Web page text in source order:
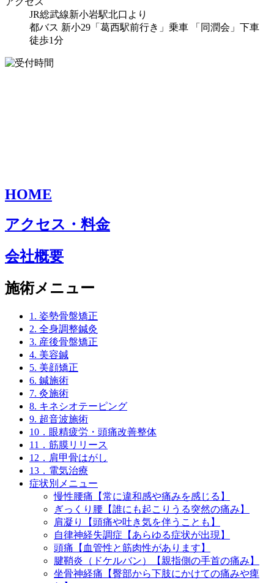
JR総武線新小岩駅北口より
都バス 新小29「葛西駅前行き」乗車 「同潤会」下車
徒歩1分
HOME
アクセス・料金
会社概要
施術メニュー
1. 姿勢骨盤矯正
2. 全身調整鍼灸
3. 産後骨盤矯正
4. 美容鍼
5. 美顔矯正
6. 鍼施術
7. 灸施術
8. キネシオテーピング
9. 超音波施術
10．眼精疲労・頭痛改善整体
11．筋膜リリース
12．肩甲骨はがし
13．電気治療
症状別メニュー
慢性腰痛【常に違和感や痛みを感じる】
ぎっくり腰【誰にも起こりうる突然の痛み】
肩凝り【頭痛や吐き気を伴うことも】
自律神経失調症【あらゆる症状が出現】
頭痛【血管性と筋肉性があります】
腱鞘炎（ドケルバン）【親指側の手首の痛み】
坐骨神経痛【臀部から下肢にかけての痛みや痺